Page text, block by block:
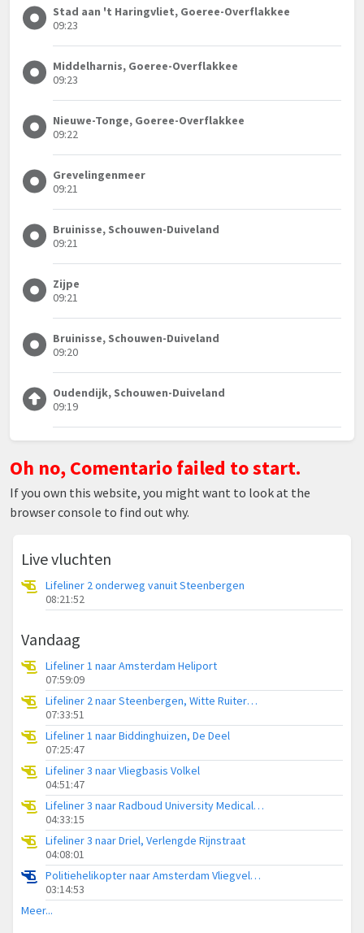
Stad aan 't Haringvliet, Goeree-Overflakkee
09:23
Middelharnis, Goeree-Overflakkee
09:23
Nieuwe-Tonge, Goeree-Overflakkee
09:22
Grevelingenmeer
09:21
Bruinisse, Schouwen-Duiveland
09:21
Zijpe
09:21
Bruinisse, Schouwen-Duiveland
09:20
Oudendijk, Schouwen-Duiveland
09:19
Oh no, Comentario failed to start.
If you own this website, you might want to look at the
browser console to find out why.
Live vluchten
Lifeliner 2 onderweg vanuit Steenbergen
08:21:52
Vandaag
Lifeliner 1 naar Amsterdam Heliport
07:59:09
Lifeliner 2 naar Steenbergen, Witte Ruiterweg
07:33:51
Lifeliner 1 naar Biddinghuizen, De Deel
07:25:47
Lifeliner 3 naar Vliegbasis Volkel
04:51:47
Lifeliner 3 naar Radboud University Medical Center Heliport
04:33:15
Lifeliner 3 naar Driel, Verlengde Rijnstraat
04:08:01
Politiehelikopter naar Amsterdam Vliegveld Schiphol
03:14:53
Meer...